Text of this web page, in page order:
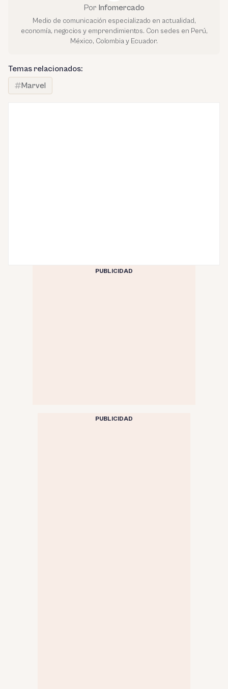
Por Infomercado
Medio de comunicación especializado en actualidad,
economía, negocios y emprendimientos. Con sedes en Perú,
México, Colombia y Ecuador.
Temas relacionados:
Marvel
PUBLICIDAD
PUBLICIDAD